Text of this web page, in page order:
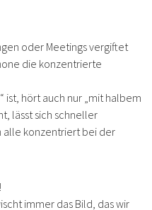
oder Meetings vergiftet
die konzentrierte
ist, hört auch nur „mit halbem
lässt sich schneller
alle konzentriert bei der
immer das Bild, das wir